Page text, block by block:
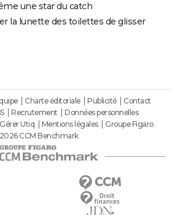
une star du catch
la lunette des toilettes de glisser
Charte éditoriale Publicité
Contact
Recrutement
Données personnelles
Gérer Utiq Mentions légales
Groupe Figaro
CCM Benchmark